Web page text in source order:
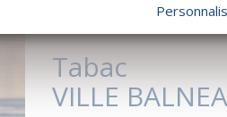
Tabac
VILLE